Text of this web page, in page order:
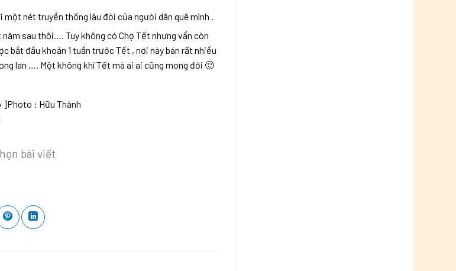
nét truyền thống lâu đời của người dân quê mình .
sau thôi…. Tuy không có Chợ Tết nhưng vẩn còn
bắt đầu khoản 1 tuần trước Tết , nơi này bán rất nhiều
lan …. Một không khí Tết mà ai ai cũng mong đời 🙂
]Photo : Hữu Thành
bài viết